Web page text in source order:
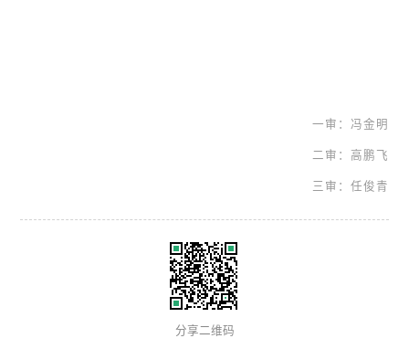
一审：冯金明
二审：高鹏飞
三审：任俊青
分享二维码